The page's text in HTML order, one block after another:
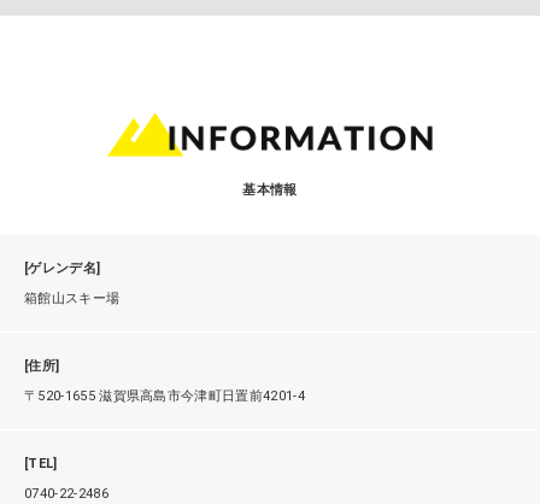
基本情報
[ゲレンデ名]
箱館山スキー場
[住所]
〒520-1655 滋賀県高島市今津町日置前4201-4
[TEL]
0740-22-2486